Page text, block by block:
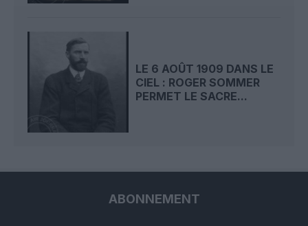
LE 6 AOÛT 1909 DANS LE
CIEL : ROGER SOMMER
PERMET LE SACRE...
ABONNEMENT